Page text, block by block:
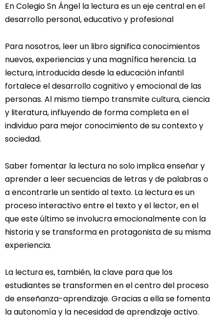
En Colegio Sn Ángel la lectura es un eje central en el
desarrollo personal, educativo y profesional
Para nosotros, leer un libro significa conocimientos
nuevos, experiencias y una magnífica herencia. La
lectura, introducida desde la educación infantil
fortalece el desarrollo cognitivo y emocional de las
personas. Al mismo tiempo transmite cultura, ciencia
y literatura, influyendo de forma completa en el
individuo para mejor conocimiento de su contexto y
sociedad.
Saber fomentar la lectura no solo implica enseñar y
aprender a leer secuencias de letras y de palabras o
a encontrarle un sentido al texto. La lectura es un
proceso interactivo entre el texto y el lector, en el
que este último se involucra emocionalmente con la
historia y se transforma en protagonista de su misma
experiencia.
La lectura es, también, la clave para que los
estudiantes se transformen en el centro del proceso
de enseñanza-aprendizaje. Gracias a ella se fomenta
la autonomía y la necesidad de aprendizaje activo.